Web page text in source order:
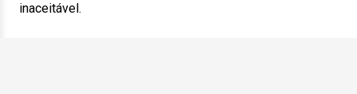
inaceitável.